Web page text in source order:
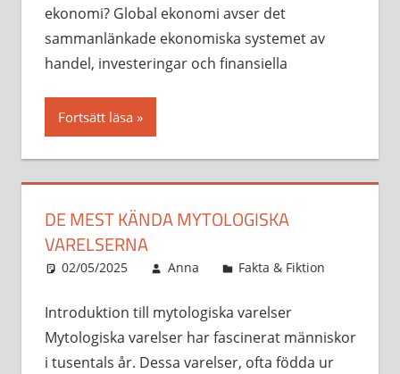
ekonomi? Global ekonomi avser det
sammanlänkade ekonomiska systemet av
handel, investeringar och finansiella
Fortsätt läsa
DE MEST KÄNDA MYTOLOGISKA
VARELSERNA
02/05/2025 Anna Fakta & Fiktion
Introduktion till mytologiska varelser
Mytologiska varelser har fascinerat människor
i tusentals år. Dessa varelser, ofta födda ur